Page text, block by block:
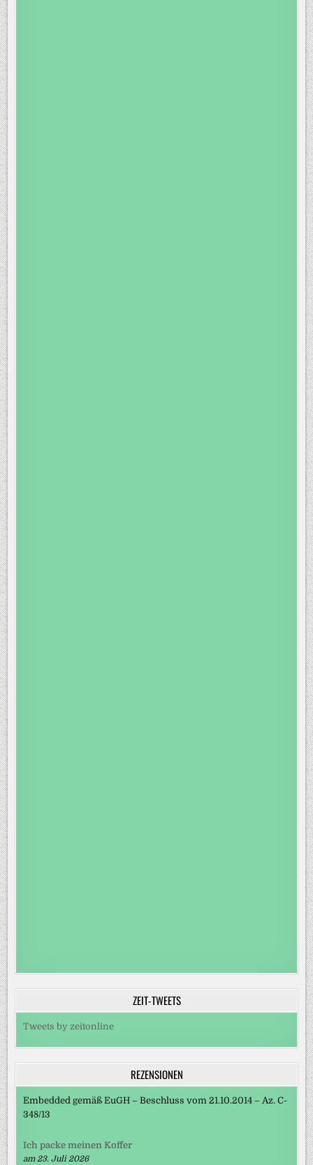
ZEIT-TWEETS
Tweets by zeitonline
REZENSIONEN
Embedded gemäß EuGH – Beschluss vom 21.10.2014 – Az. C-
348/13
Ich packe meinen Koffer
am 23. Juli 2026